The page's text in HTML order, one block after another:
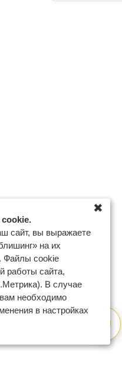
сайт, вы выражаете
на их
Файлы cookie
работы сайта,
В случае
необходимо
в настройках
✖